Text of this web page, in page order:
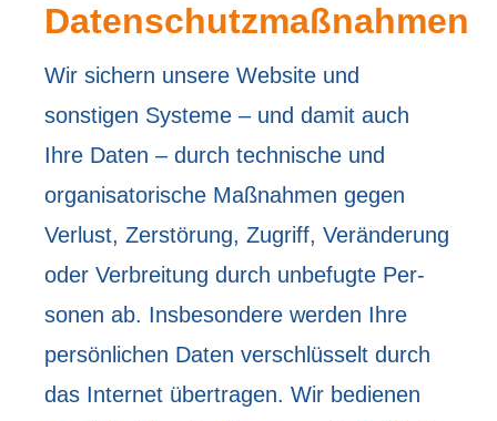
Datenschutzmaßnahmen
Wir sichern unsere Website und
sonstigen Systeme – und damit auch
Ihre Daten – durch technische und
organisatorische Maßnahmen gegen
Verlust, Zerstörung, Zugriff, Veränderung
oder Verbreitung durch unbefugte Per­
sonen ab. Insbesondere werden Ihre
persönlichen Daten verschlüsselt durch
das Internet übertragen. Wir bedienen